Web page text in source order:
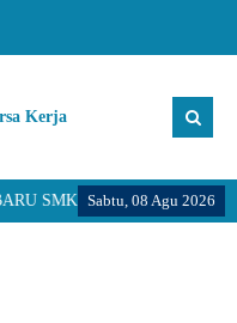
Kerja
Sabtu, 08 Agu 2026
PANCASILA 2 JATISRONO